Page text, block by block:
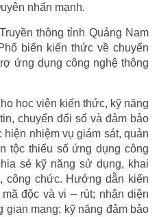
nhấn mạnh.
thông tỉnh Quảng Nam
biến kiến thức về chuyển
ứng dụng công nghệ thông
học viên kiến thức, kỹ năng
chuyển đổi số và đảm bảo
nhiệm vụ giám sát, quản
tộc thiểu số ứng dụng công
sẻ kỹ năng sử dụng, khai
công chức. Hướng dẫn kiến
độc và vi – rút; nhận diện
gian mạng; kỹ năng đảm bảo